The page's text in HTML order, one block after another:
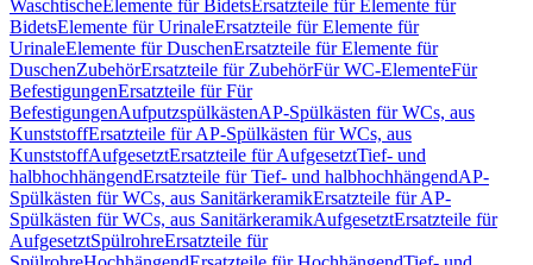
WaschtischeElemente für BidetsErsatzteile für Elemente für
BidetsElemente für UrinaleErsatzteile für Elemente für
UrinaleElemente für DuschenErsatzteile für Elemente für
DuschenZubehörErsatzteile für ZubehörFür WC-ElementeFür
BefestigungenErsatzteile für Für
BefestigungenAufputzspülkästenAP-Spülkästen für WCs, aus
KunststoffErsatzteile für AP-Spülkästen für WCs, aus
KunststoffAufgesetztErsatzteile für AufgesetztTief- und
halbhochhängendErsatzteile für Tief- und halbhochhängendAP-
Spülkästen für WCs, aus SanitärkeramikErsatzteile für AP-
Spülkästen für WCs, aus SanitärkeramikAufgesetztErsatzteile für
AufgesetztSpülrohreErsatzteile für